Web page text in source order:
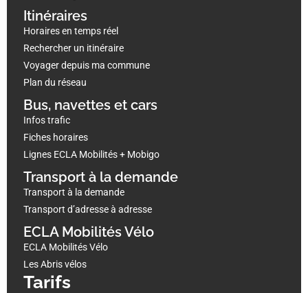
Itinéraires
Horaires en temps réel
Rechercher un itinéraire
Voyager depuis ma commune
Plan du réseau
Bus, navettes et cars
Infos trafic
Fiches horaires
Lignes ECLA Mobilités + Mobigo
Transport à la demande
Transport à la demande
Transport d’adresse à adresse
ECLA Mobilités Vélo
ECLA Mobilités Vélo
Les Abris vélos
Tarifs